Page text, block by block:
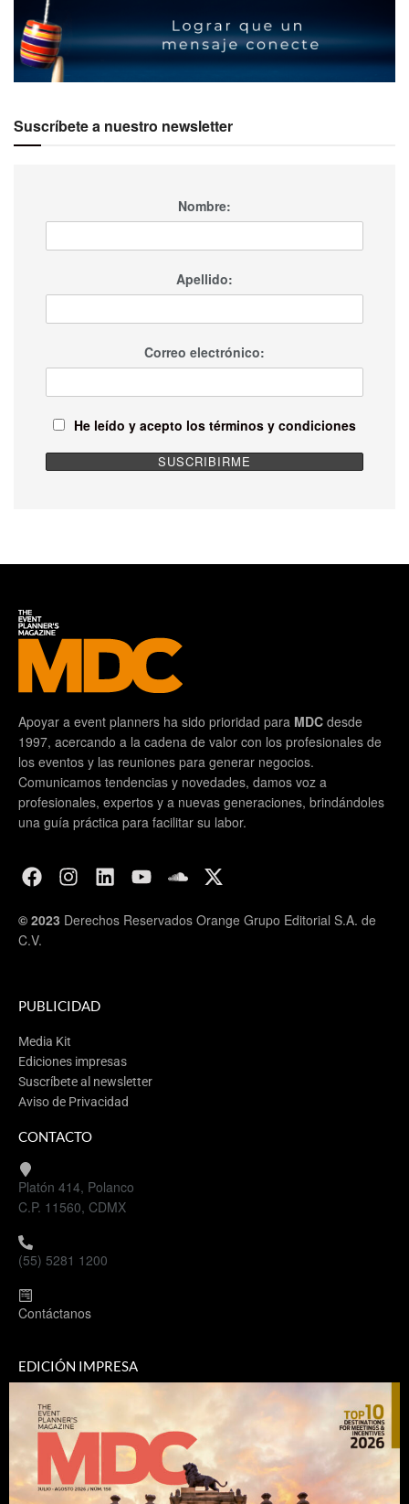
Suscríbete a nuestro newsletter
Nombre:
Apellido:
Correo electrónico:
He leído y acepto los términos y condiciones
Apoyar a event planners ha sido prioridad para MDC desde
1997, acercando a la cadena de valor con los profesionales de
los eventos y las reuniones para generar negocios.
Comunicamos tendencias y novedades, damos voz a
profesionales, expertos y a nuevas generaciones, brindándoles
una guía práctica para facilitar su labor.
© 2023 Derechos Reservados Orange Grupo Editorial S.A. de
C.V.
PUBLICIDAD
Media Kit
Ediciones impresas
Suscríbete al newsletter
Aviso de Privacidad
CONTACTO
Platón 414, Polanco
C.P. 11560, CDMX
(55) 5281 1200
Contáctanos
EDICIÓN IMPRESA